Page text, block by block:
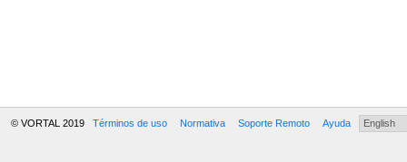
© VORTAL 2019 Términos de uso Normativa Soporte Remoto Ayuda